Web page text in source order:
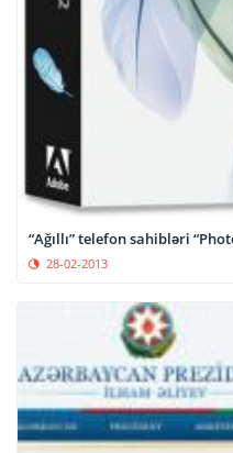
“Ağıllı” telefon sahibləri
28-02-2013